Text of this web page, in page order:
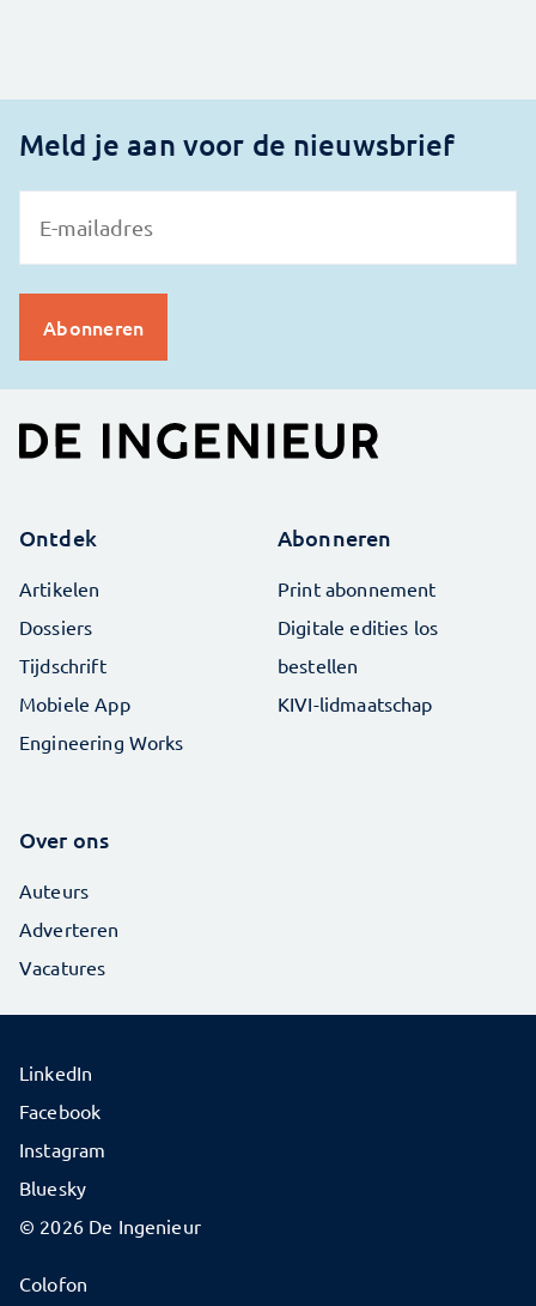
Meld je aan voor de nieuwsbrief
Ontdek
Artikelen
Dossiers
Tijdschrift
Mobiele App
Engineering Works
Abonneren
Print abonnement
Digitale edities los
bestellen
KIVI-lidmaatschap
Over ons
Auteurs
Adverteren
Vacatures
© 2026 De Ingenieur
Colofon
LinkedIn
Facebook
Instagram
Bluesky